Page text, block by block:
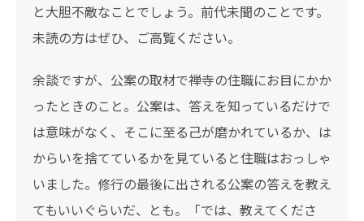
と大胆不敵なことでしょう。前代未聞のことです。
未読の方はぜひ、ご高覧ください。
余談ですが、公案の取材で禅寺の住職にお目にかか
ったときのこと。公案は、答えを知っているだけで
は意味がなく、そこに至る己が磨かれているか、は
からいを捨てているかを見ていると住職はおっしゃ
いました。修行の最後に出される公案の答えを教え
てもいいぐらいだ、とも。「では、教えてくださ